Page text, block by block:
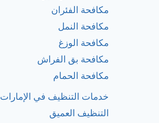
مكافحة الفئران
مكافحة النمل
مكافحة الوزغ
مكافحة بق الفراش
مكافحة الحمام
خدمات التنظيف في الإمارات
التنظيف العميق